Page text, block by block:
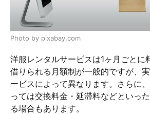
Photo by pixabay.com
洋服レンタルサービスは1ヶ月ごとに
借りられる月額制が一般的ですが、
ービスによって異なります。さらに
っては交換料金・延滞料などといっ
る場合もあります。